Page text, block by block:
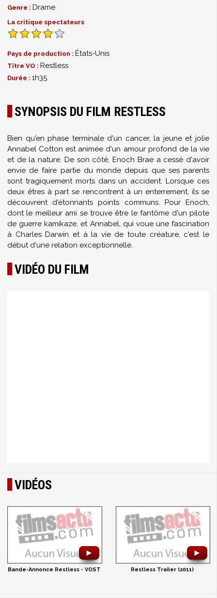
Genre : Drame
La critique spectateurs
Pays de production : États-Unis
Titre VO : Restless
Durée : 1h35
SYNOPSIS DU FILM RESTLESS
Bien qu'en phase terminale d'un cancer, la jeune et jolie
Annabel Cotton est animée d'un amour profond de la vie
et de la nature. De son côté, Enoch Brae a cessé d'avoir
envie de faire partie du monde depuis que ses parents
sont tragiquement morts dans un accident. Lorsque ces
deux êtres à part se rencontrent à un enterrement, ils se
découvrent d'étonnants points communs. Pour Enoch,
dont le meilleur ami se trouve être le fantôme d'un pilote
de guerre kamikaze, et Annabel, qui voue une fascination
à Charles Darwin et à la vie de toute créature, c'est le
début d'une relation exceptionnelle.
VIDÉO DU FILM
VIDÉOS
►
Bande-Annonce Restless - VOST
►
Restless Trailer (2011)